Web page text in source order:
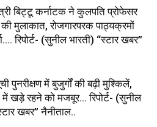
बिट्टू कर्नाटक ने कुलपति प्रोफेसर
मुलाकात, रोजगारपरक पाठ्यक्रमों
रिपोर्ट- (सुनील भारती) “स्टार खबर”
पुनरीक्षण में बुजुर्गों की बढ़ी मुश्किलें,
में खड़े रहने को मजबूर… रिपोर्ट- (सुनील
खबर” नैनीताल..